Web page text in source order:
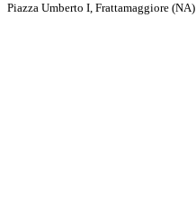
Piazza Umberto I, Frattamaggiore (NA)